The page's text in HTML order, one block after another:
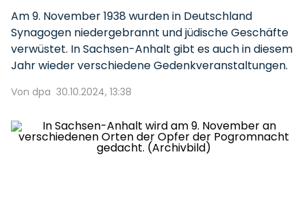
Am 9. November 1938 wurden in Deutschland
Synagogen niedergebrannt und jüdische Geschäfte
verwüstet. In Sachsen-Anhalt gibt es auch in diesem
Jahr wieder verschiedene Gedenkveranstaltungen.
Von dpa 30.10.2024, 13:38